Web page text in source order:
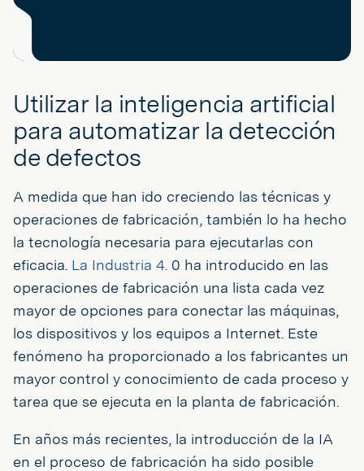
Utilizar la inteligencia artificial
para automatizar la detección
de defectos
A medida que han ido creciendo las técnicas y
operaciones de fabricación, también lo ha hecho
la tecnología necesaria para ejecutarlas con
eficacia. La Industria 4. 0 ha introducido en las
operaciones de fabricación una lista cada vez
mayor de opciones para conectar las máquinas,
los dispositivos y los equipos a Internet. Este
fenómeno ha proporcionado a los fabricantes un
mayor control y conocimiento de cada proceso y
tarea que se ejecuta en la planta de fabricación.
En años más recientes, la introducción de la IA
en el proceso de fabricación ha sido posible